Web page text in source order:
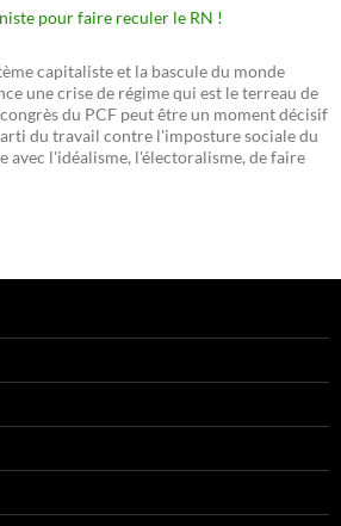
pour faire reculer le RN !
capitaliste et la bascule du monde
une crise de régime qui est le terreau de
du PCF peut être un moment décisif
du travail contre l'imposture sociale du
avec l'idéalisme, l'électoralisme, de faire